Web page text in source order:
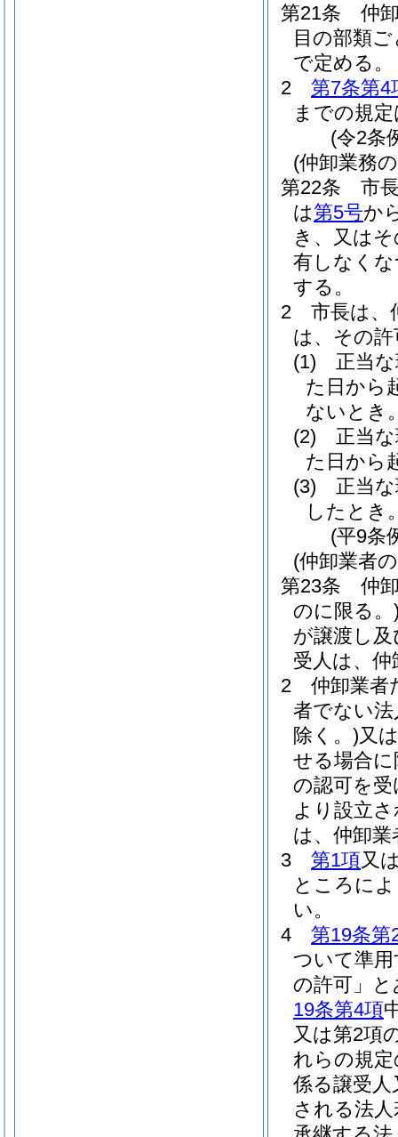
第21条
仲
目の部類
で定める。
2
第7条第4
までの規
(令2条
(仲卸業務
第22条
市
は第5号か
き、又は
有しなく
する。
2
市長は、
は、その
(1)
正当
た日から
ないとき
(2)
正当
た日から
(3)
正当
したとき
(平9条
(仲卸業者
第23条
仲
のに限る。
が譲渡し
受人は、
2
仲卸業者
者でない
除く。)又
せる場合
の認可を
より設立
は、仲卸
3
第1項又
ところに
い。
4
第19条第
ついて準
の許可」
19条第4項
又は第2項
れらの規
係る譲受
される法